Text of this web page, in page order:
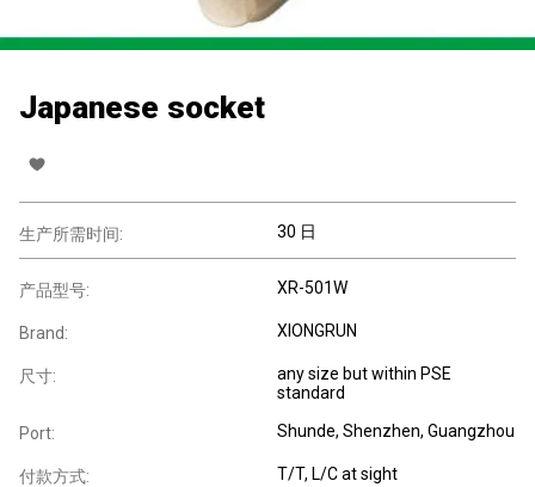
Japanese socket
生产所需时间: 30 日
产品型号: XR-501W
Brand: XIONGRUN
尺寸:
any size but within PSE
standard
Port: Shunde, Shenzhen, Guangzhou
付款方式: T/T, L/C at sight